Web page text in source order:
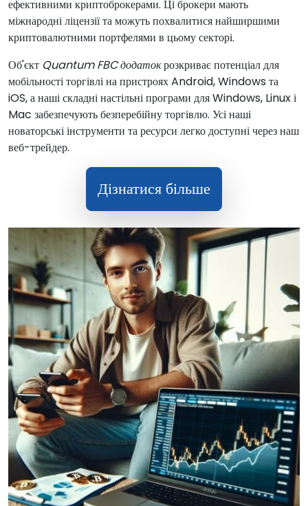
ефективними криптоброкерами. Ці брокери мають
міжнародні ліцензії та можуть похвалитися найширшими
криптовалютними портфелями в цьому секторі.
Об'єкт Quantum FBC додатокрозкриває потенціал для
мобільності торгівлі на пристроях Android, Windows та
iOS, а наші складні настільні програми для Windows, Linux і
Mac забезпечують безперебійну торгівлю. Усі наші
новаторські інструменти та ресурси легко доступні через наш
веб-трейдер.
Дізнатися більше